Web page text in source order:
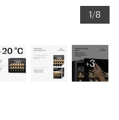
1/8
+3